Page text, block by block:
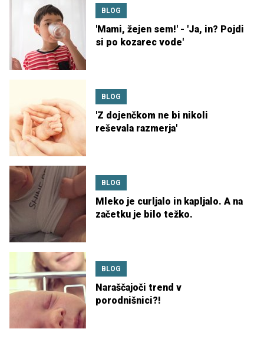
BLOG
'Mami, žejen sem!' - 'Ja, in? Pojdi
si po kozarec vode'
BLOG
'Z dojenčkom ne bi nikoli
reševala razmerja'
BLOG
Mleko je curljalo in kapljalo. A na
začetku je bilo težko.
BLOG
Naraščajoči trend v
porodnišnici?!